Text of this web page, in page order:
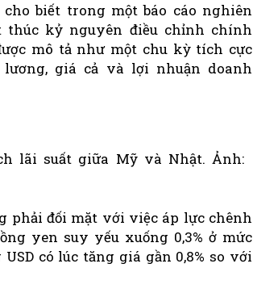
biết trong một báo cáo nghiên
thúc kỷ nguyên điều chỉnh chính
mô tả như một chu kỳ tích cực
giá cả và lợi nhuận doanh
lãi suất giữa Mỹ và Nhật. Ảnh:
phải đối mặt với việc áp lực chênh
yen suy yếu xuống 0,3% ở mức
có lúc tăng giá gần 0,8% so với